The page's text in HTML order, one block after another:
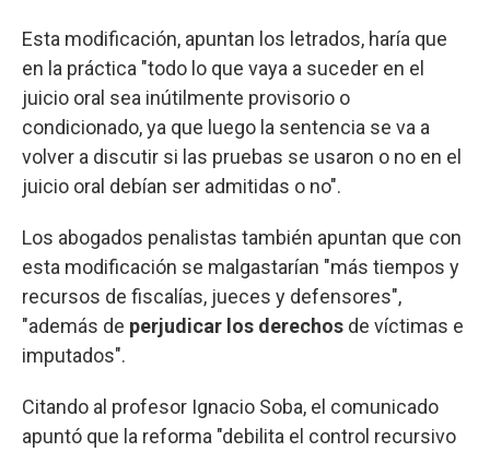
Esta modificación, apuntan los letrados, haría que
en la práctica "todo lo que vaya a suceder en el
juicio oral sea inútilmente provisorio o
condicionado, ya que luego la sentencia se va a
volver a discutir si las pruebas se usaron o no en el
juicio oral debían ser admitidas o no".
Los abogados penalistas también apuntan que con
esta modificación se malgastarían "más tiempos y
recursos de fiscalías, jueces y defensores",
"además de perjudicar los derechos de víctimas e
imputados".
Citando al profesor Ignacio Soba, el comunicado
apuntó que la reforma "debilita el control recursivo